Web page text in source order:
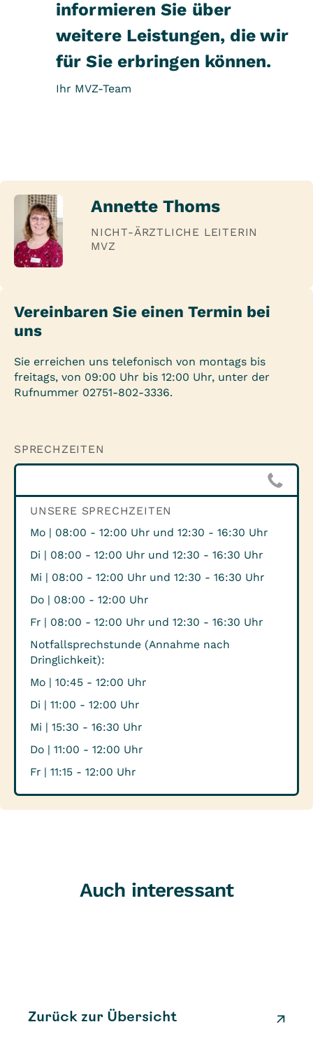
Schuppenflechte
Haarausfall
Hyperhidrosis
Akne
informieren Sie über
weitere Leistungen, die wir
für Sie erbringen können.
Ihr MVZ-Team
Annette Thoms
NICHT-ÄRZTLICHE LEITERIN
MVZ
Vereinbaren Sie einen Termin bei
uns
Sie erreichen uns telefonisch von montags bis
freitags, von 09:00 Uhr bis 12:00 Uhr, unter der
Rufnummer 02751-802-3336.
SPRECHZEITEN
UNSERE SPRECHZEITEN
Mo | 08:00 - 12:00 Uhr und 12:30 - 16:30 Uhr
Di | 08:00 - 12:00 Uhr und 12:30 - 16:30 Uhr
Mi | 08:00 - 12:00 Uhr und 12:30 - 16:30 Uhr
Do | 08:00 - 12:00 Uhr
Fr | 08:00 - 12:00 Uhr und 12:30 - 16:30 Uhr
Notfallsprechstunde (Annahme nach
Dringlichkeit):
Mo | 10:45 - 12:00 Uhr
Di | 11:00 - 12:00 Uhr
Mi | 15:30 - 16:30 Uhr
Do | 11:00 - 12:00 Uhr
Fr | 11:15 - 12:00 Uhr
Auch interessant
Zurück zur Übersicht